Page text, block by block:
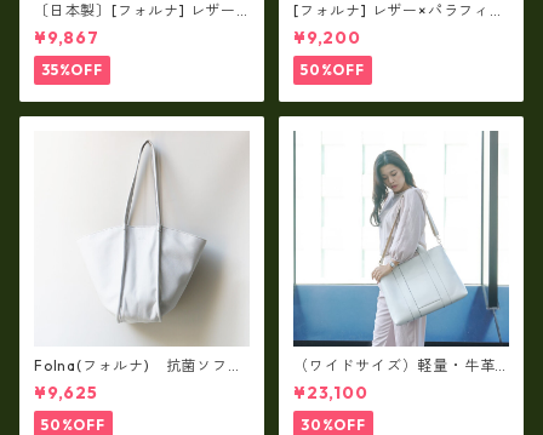
〔日本製〕[フォルナ] レザー×
パラフィン筒型2way シュリン
クレザー×79Aパラフィン fo
-259630
¥9,867
35%OFF
[フォルナ] レザー×パラフィン
筒型2way シュリンクレザー×
79Aパラフィン トートL fo-2
59632
¥9,200
50%OFF
Folna(フォルナ) 抗菌ソフト
スムースレザー トートバッグ
¥9,625
50%OFF
（ワイドサイズ）軽量・牛革
製品・2WAYヌメ革トートバッ
グ（A3サイズ/日本製）(高収
納）ir-02G
¥23,100
30%OFF